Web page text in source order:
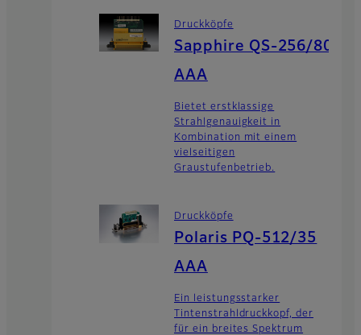
Druckköpfe
Sapphire QS-256/80
AAA
Bietet erstklassige
Strahlgenauigkeit in
Kombination mit einem
vielseitigen
Graustufenbetrieb.
Druckköpfe
Polaris PQ-512/35
AAA
Ein leistungsstarker
Tintenstrahldruckkopf, der
für ein breites Spektrum